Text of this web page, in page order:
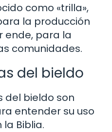
como «trilla»,
la producción
ende, para la
comunidades.
del bieldo
del bieldo son
entender su uso
Biblia.